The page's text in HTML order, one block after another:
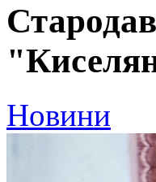
Новини